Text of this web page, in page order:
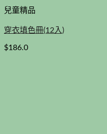
兒童精品
穿衣填色冊(12入)
$186.0